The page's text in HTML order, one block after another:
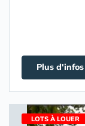
Plus d'infos
LOTS À LOUER